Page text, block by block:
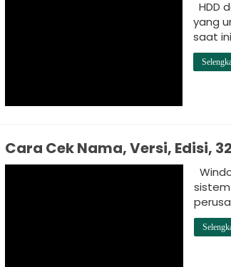
HDD
yang
saat
Cara Cek Nama, Versi, Edisi,